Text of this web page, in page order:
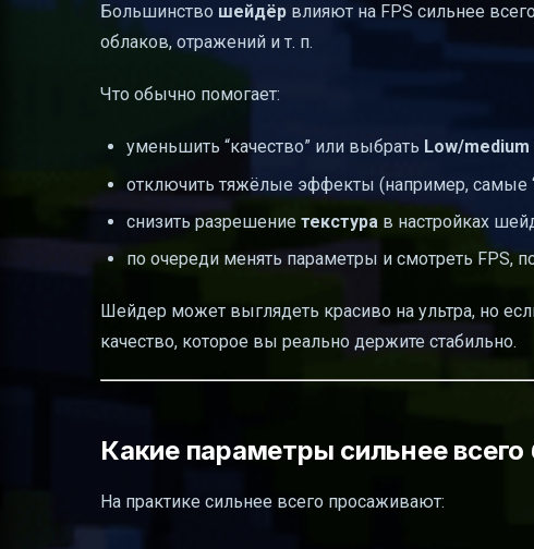
Большинство шейдёр влияют на FPS сильнее
облаков, отражений и т. п.
Что обычно помогает:
уменьшить “качество” или выбрать Low/medium
отключить тяжёлые эффекты (например, самые
снизить разрешение текстура в настройках
по очереди менять параметры и смотреть FPS,
Шейдер может выглядеть красиво на ультра, но
качество, которое вы реально держите стабильно.
Какие параметры сильнее всего
На практике сильнее всего просаживают: